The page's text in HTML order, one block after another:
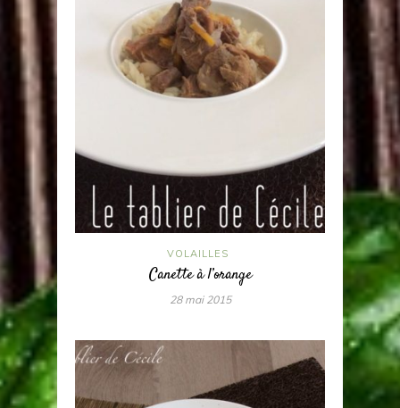
VOLAILLES
Canette à l’orange
28 mai 2015